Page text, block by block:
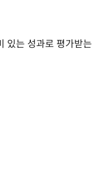
있는 성과로 평가받는